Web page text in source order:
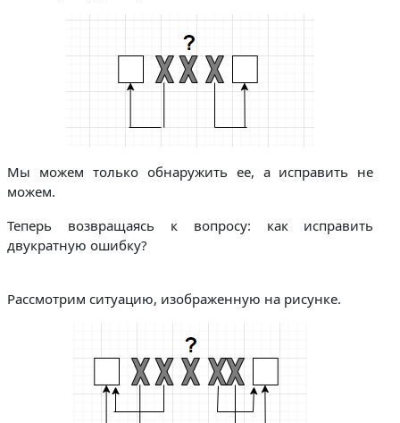
Мы можем только обнаружить ее, а исправить не
можем.
Теперь возвращаясь к вопросу: как исправить
двукратную ошибку?
Рассмотрим ситуацию, изображенную на рисунке.